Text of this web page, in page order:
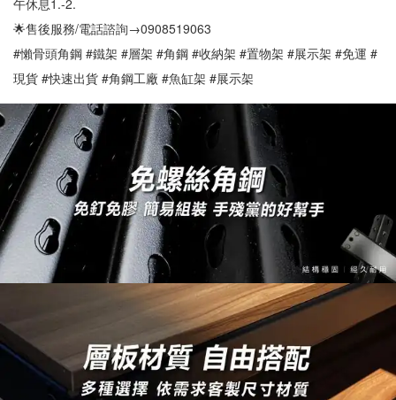
午休息1.-2.
🌟售後服務/電話諮詢→0908519063
#懶骨頭角鋼 #鐵架 #層架 #角鋼 #收納架 #置物架 #展示架 #免運 #
現貨 #快速出貨 #角鋼工廠 #魚缸架 #展示架